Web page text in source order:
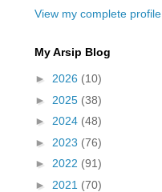
View my complete profile
My Arsip Blog
► 2026 (10)
► 2025 (38)
► 2024 (48)
► 2023 (76)
► 2022 (91)
► 2021 (70)